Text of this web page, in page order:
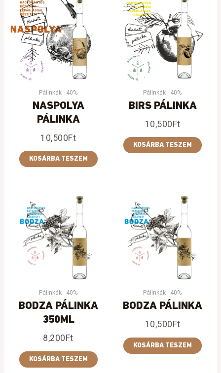
Pálinkák - 40%
NASPOLYA
PÁLINKA
10,500Ft
KOSÁRBA TESZEM
Pálinkák - 40%
BIRS PÁLINKA
10,500Ft
KOSÁRBA TESZEM
Pálinkák - 40%
BODZA PÁLINKA
350ML
8,200Ft
KOSÁRBA TESZEM
Pálinkák - 40%
BODZA PÁLINKA
10,500Ft
KOSÁRBA TESZEM